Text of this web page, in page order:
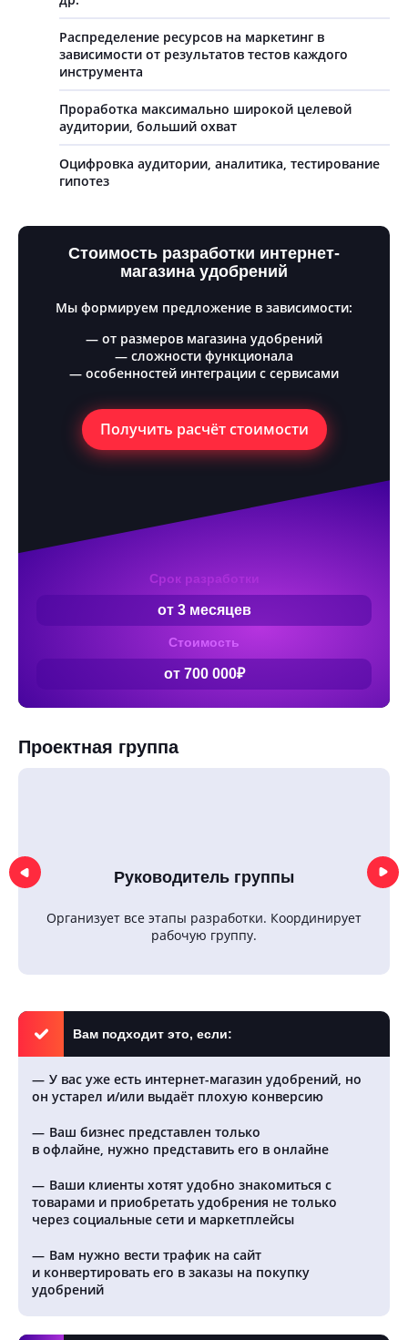
Распределение ресурсов на маркетинг в
зависимости от результатов тестов каждого
инструмента
Проработка максимально широкой целевой
аудитории, больший охват
Оцифровка аудитории, аналитика, тестирование
гипотез
Стоимость разработки интернет-
магазина удобрений
Мы формируем предложение в зависимости:
— от размеров магазина удобрений
— сложности функционала
— особенностей интеграции с сервисами
Получить расчёт стоимости
Срок разработки
от 3 месяцев
Стоимость
от 700 000₽
Проектная группа
Руководитель группы
Организует все этапы разработки. Координирует
рабочую группу.
Вам подходит это, если:
У вас уже есть интернет-магазин удобрений, но
он устарел и/или выдаёт плохую конверсию
Ваш бизнес представлен только
в офлайне, нужно представить его в онлайне
Ваши клиенты хотят удобно знакомиться с
товарами и приобретать удобрения не только
через социальные сети и маркетплейсы
Вам нужно вести трафик на сайт
и конвертировать его в заказы на покупку
удобрений